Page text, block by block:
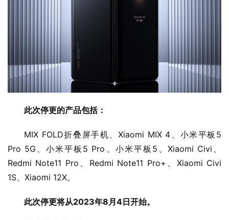
此次停更的产品包括：
MIX FOLD折叠屏手机、Xiaomi MIX 4、小米平板5
Pro 5G、小米平板5 Pro、小米平板5、Xiaomi Civi、
Redmi Note11 Pro、Redmi Note11 Pro+、Xiaomi Civi
1S、Xiaomi 12X。
此次停更将从2023年8月4日开始。